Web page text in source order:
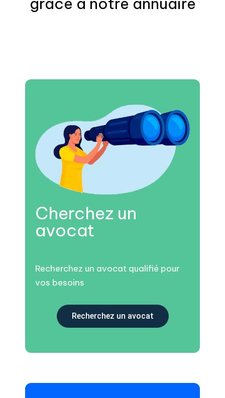
Cherchez un
avocat
Recherchez un avocat qualifié pour
vos besoins
Recherchez un avocat